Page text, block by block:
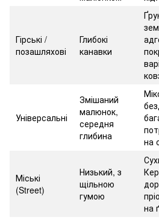
Гірські /
позашляхові
Глибокі
канавки
Універсальні
Змішаний
малюнок,
середня
глибина
на
Міські
(Street)
Низький, з
щільною
гумою
на